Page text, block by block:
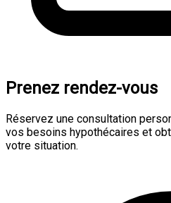
Prenez rendez-vous
Réservez une consultation
vos besoins hypothécaires et
votre situation.